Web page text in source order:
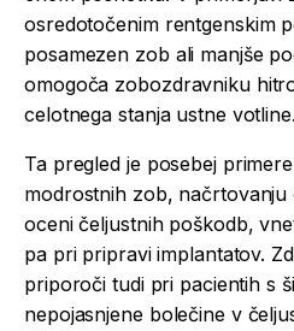
osredotočenim rentgenskim
posamezen zob ali manjše
omogoča zobozdravniku
celotnega stanja ustne votline.
Ta pregled je posebej
modrostnih zob,
oceni čeljustnih poškodb,
pa pri pripravi implantatov.
priporoči tudi pri pacientih s
nepojasnjene bolečine v